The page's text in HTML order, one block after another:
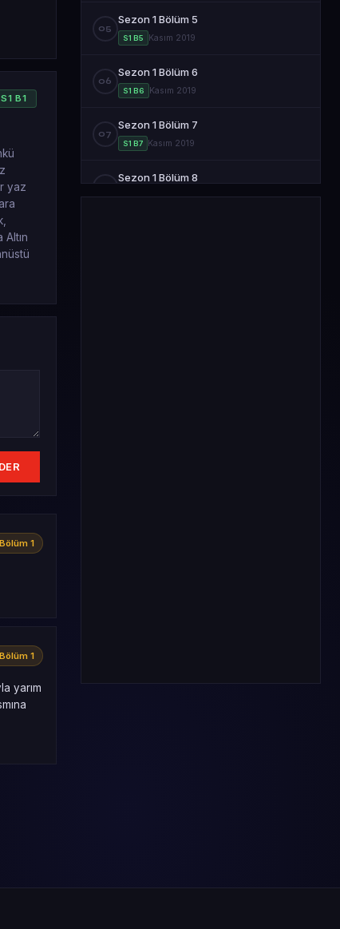
S1 B1
yaz
1
1
yarım
05
Sezon 1 Bölüm 5
S1 B5 Kasım 2019
06
Sezon 1 Bölüm 6
S1 B6 Kasım 2019
07
Sezon 1 Bölüm 7
S1 B7 Kasım 2019
08
Sezon 1 Bölüm 8
S1 B8 Kasım 2019